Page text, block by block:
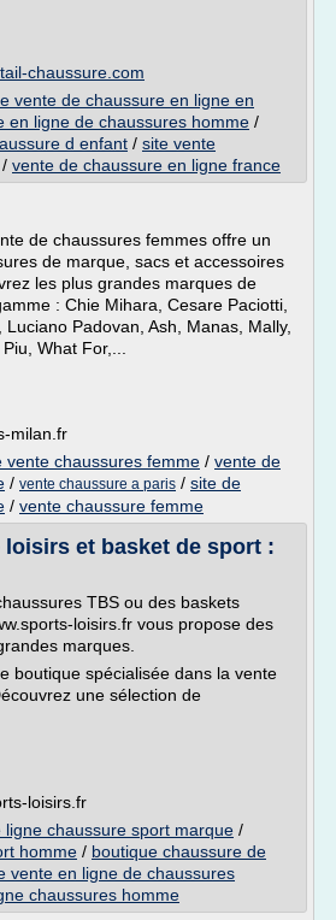
chaussure.com
vente de chaussure en ligne en
en ligne de chaussures homme /
d enfant / site vente
/ vente de chaussure en ligne france
de chaussures femmes offre un
de marque, sacs et accessoires
les plus grandes marques de
: Chie Mihara, Cesare Paciotti,
Padovan, Ash, Manas, Mally,
What For,...
milan.fr
vente chaussures femme / vente de
/ vente chaussure a paris / site de
/ vente chaussure femme
loisirs et basket de sport :
TBS ou des baskets
loisirs.fr vous propose des
marques.
boutique spécialisée dans la vente
une sélection de
loisirs.fr
ligne chaussure sport marque /
homme / boutique chaussure de
vente en ligne de chaussures
chaussures homme